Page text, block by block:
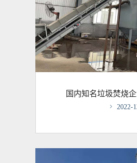
国内知名垃圾焚烧
 2022-